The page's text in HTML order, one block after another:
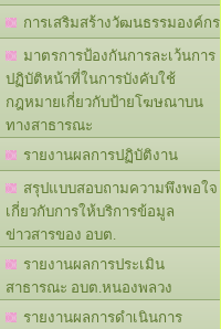
การเสริมสร้างวัฒนธรรมองค์กร
มาตรการป้องกันการละเว้นการ
ปฏิบัติหน้าที่ในการบังคับใช้
กฎหมายเกี่ยวกับป้ายโฆษณาบน
ทางสาธารณะ
รายงานผลการปฏิบัติงาน
สรุปแบบสอบถามความพึงพอใจ
เกี่ยวกับการให้บริการข้อมูล
ข่าวสารของ อบต.
รายงานผลการประเมิน
สาธารณะ อบต.หนองพลวง
รายงานผลการดำเนินการ